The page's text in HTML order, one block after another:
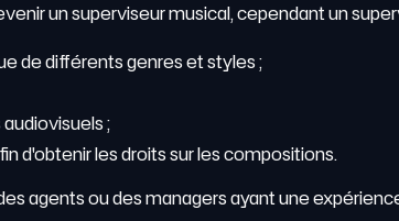
un superviseur musical, cependant un
de différents genres et styles ;
;
d'obtenir les droits sur les compositions.
agents ou des managers ayant une